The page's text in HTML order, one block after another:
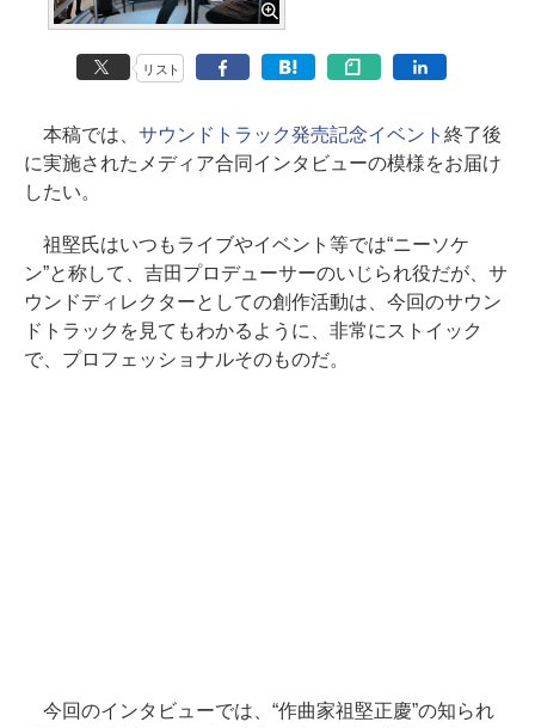
リスト
本稿では、 サウンドトラック発売記念イベント 終了後
に実施されたメディア合同インタビューの模様をお届け
したい。
祖堅氏はいつもライブやイベント等では“ニーソケ
ン”と称して、吉田プロデューサーのいじられ役だが、サ
ウンドディレクターとしての創作活動は、今回のサウン
ドトラックを見てもわかるように、非常にストイック
で、プロフェッショナルそのものだ。
今回のインタビューでは、“作曲家祖堅正慶”の知られ